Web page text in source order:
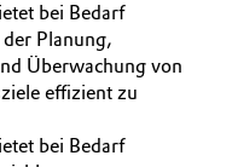
bei Bedarf
Planung,
Überwachung von
effizient zu
bei Bedarf